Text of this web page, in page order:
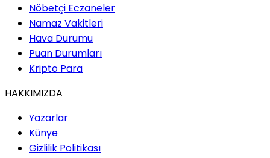
Nöbetçi Eczaneler
Namaz Vakitleri
Hava Durumu
Puan Durumları
Kripto Para
HAKKIMIZDA
Yazarlar
Künye
Gizlilik Politikası